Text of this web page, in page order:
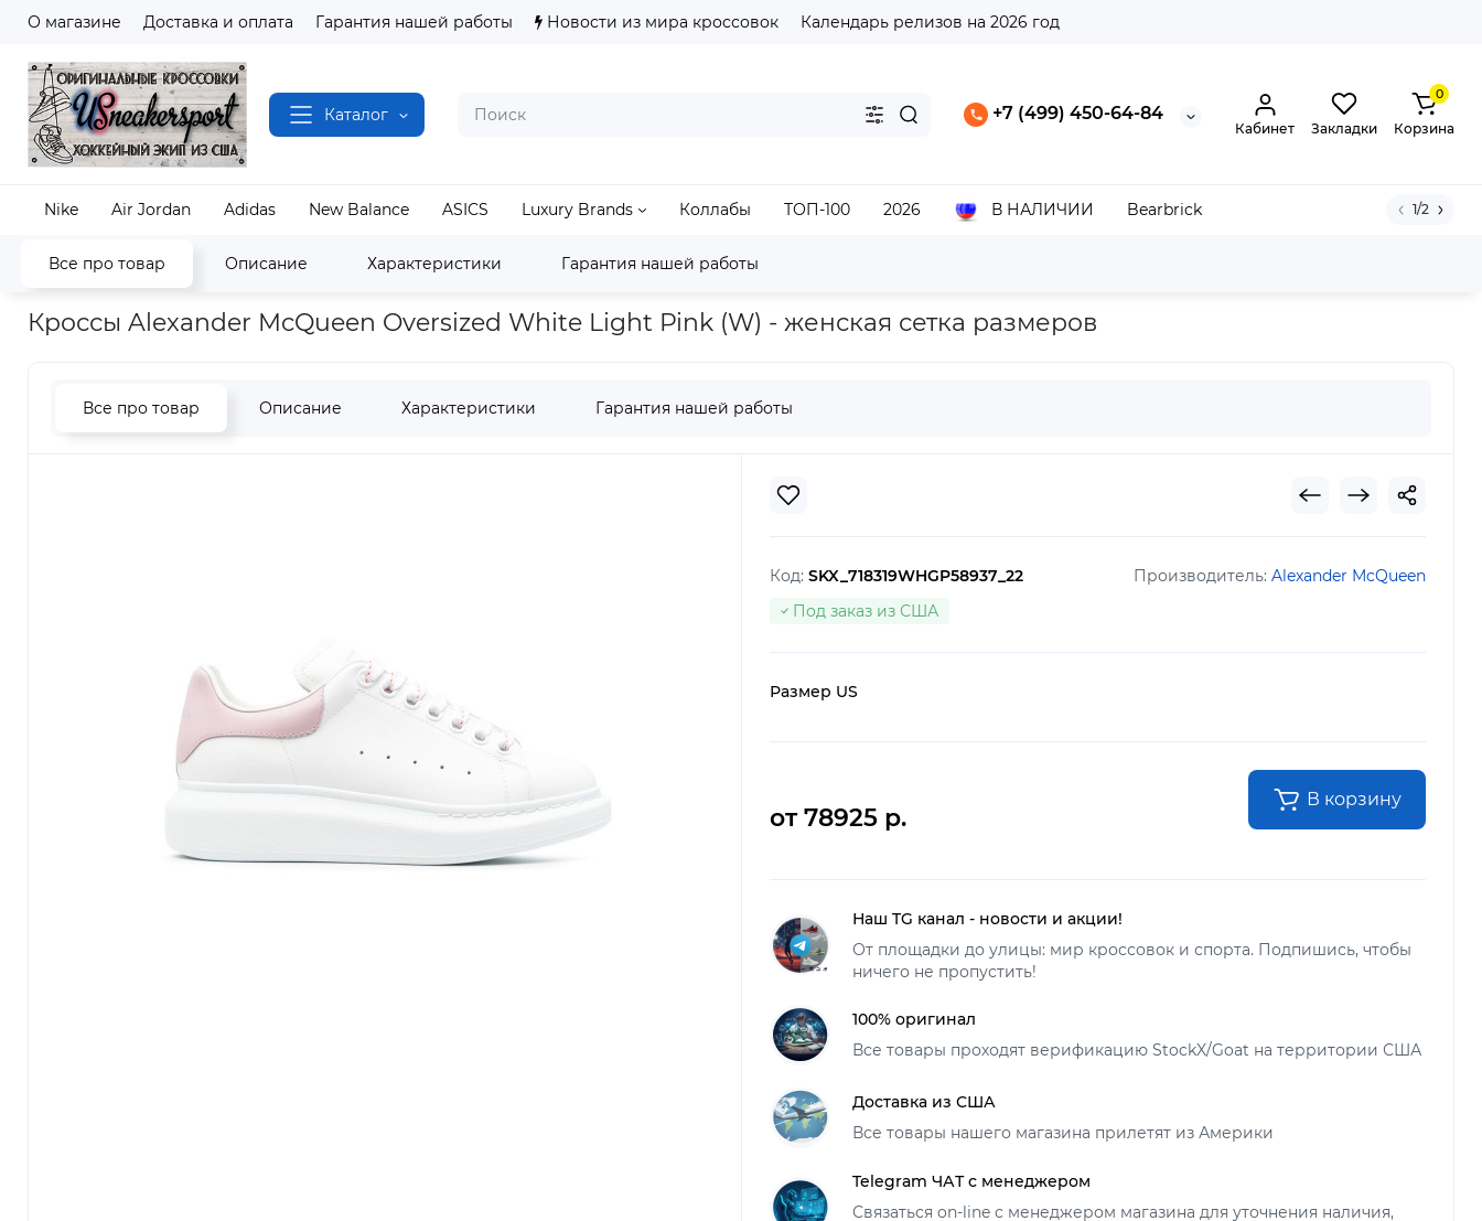
О магазине Доставка и оплата Гарантия нашей работы Новости из мира кроссовок Календарь релизов на 2026 год
Каталог +7 (499) 450-64-84
Кабинет Закладки
0
Корзина
Nike Air Jordan Adidas New Balance ASICS Luxury Brands Коллабы ТОП-100 2026 В НАЛИЧИИ Bearbrick 1/2
Все про товар Описание Характеристики Гарантия нашей работы
Наш магазин Полный каталог кроссовок Luxury Brands Alexander McQueen
Кроссы Alexander McQueen Oversized White Light Pink (W) - женская сетка размеров
Все про товар Описание Характеристики Гарантия нашей работы
Код: SKX_718319WHGP58937_22 Производитель: Alexander McQueen
Под заказ из США
Размер US
от 78925 р.
В корзину
Наш TG канал - новости и акции!
От площадки до улицы: мир кроссовок и спорта. Подпишись, чтобы
ничего не пропустить!
100% оригинал
Все товары проходят верификацию StockX/Goat на территории США
Доставка из США
Все товары нашего магазина прилетят из Америки
Telegram ЧАТ с менеджером
Связаться on-line с менеджером магазина для уточнения наличия,